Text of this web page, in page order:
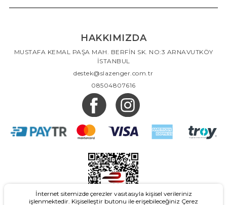
HAKKIMIZDA
MUSTAFA KEMAL PAŞA MAH. BERFİN SK. NO:3 ARNAVUTKÖY
İSTANBUL
destek@slazenger.com.tr
08504807616
İnternet sitemizde çerezler vasıtasıyla kişisel verileriniz
işlenmektedir. Kişiselleştir butonu ile erişebileceğiniz Çerez